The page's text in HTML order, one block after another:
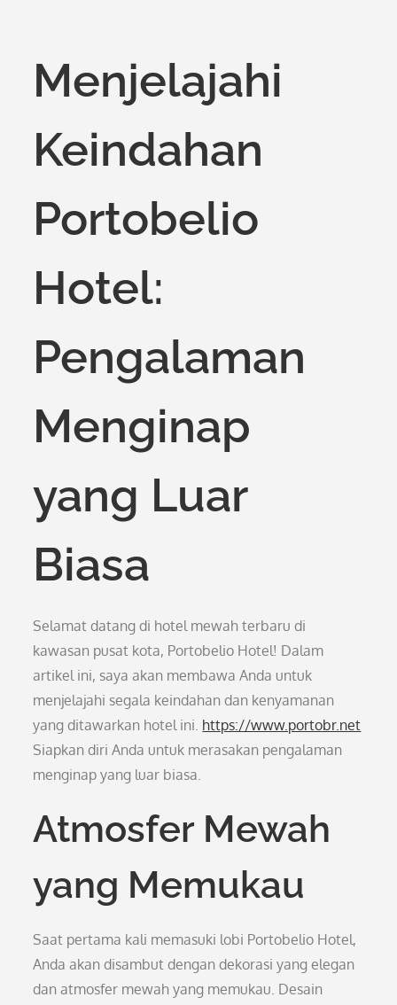
Menjelajahi
Keindahan
Portobelio
Hotel:
Pengalaman
Menginap
yang Luar
Biasa
Selamat datang di hotel mewah terbaru di
kawasan pusat kota, Portobelio Hotel! Dalam
artikel ini, saya akan membawa Anda untuk
menjelajahi segala keindahan dan kenyamanan
yang ditawarkan hotel ini. https://www.portobr.net
Siapkan diri Anda untuk merasakan pengalaman
menginap yang luar biasa.
Atmosfer Mewah
yang Memukau
Saat pertama kali memasuki lobi Portobelio Hotel,
Anda akan disambut dengan dekorasi yang elegan
dan atmosfer mewah yang memukau. Desain